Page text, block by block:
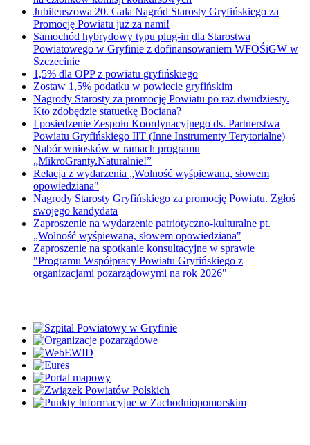
Jubileuszowa 20. Gala Nagród Starosty Gryfińskiego za
Promocję Powiatu już za nami!
Samochód hybrydowy typu plug-in dla Starostwa
Powiatowego w Gryfinie z dofinansowaniem WFOŚiGW w
Szczecinie
1,5% dla OPP z powiatu gryfińskiego
Zostaw 1,5% podatku w powiecie gryfińskim
Nagrody Starosty za promocję Powiatu po raz dwudziesty.
Kto zdobędzie statuetkę Bociana?
I posiedzenie Zespołu Koordynacyjnego ds. Partnerstwa
Powiatu Gryfińskiego IIT (Inne Instrumenty Terytorialne)
Nabór wniosków w ramach programu
„MikroGranty.Naturalnie!”
Relacja z wydarzenia „Wolność wyśpiewana, słowem
opowiedziana"
Nagrody Starosty Gryfińskiego za promocję Powiatu. Zgłoś
swojego kandydata
Zaproszenie na wydarzenie patriotyczno-kulturalne pt.
„Wolność wyśpiewana, słowem opowiedziana"
Zaproszenie na spotkanie konsultacyjne w sprawie
"Programu Współpracy Powiatu Gryfińskiego z
organizacjami pozarządowymi na rok 2026"